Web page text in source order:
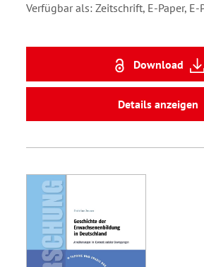
Verfügbar als: Zeitschrift, E-Paper,
Download
Details anzeigen